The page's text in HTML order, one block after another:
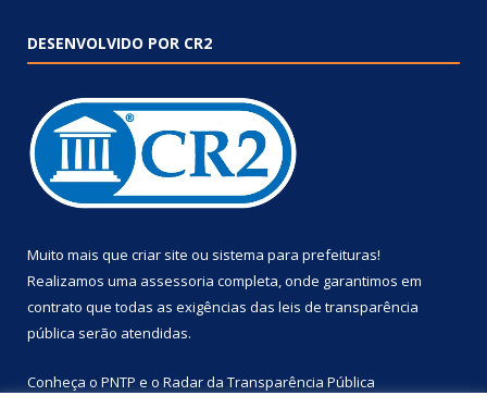
DESENVOLVIDO POR CR2
Muito mais que criar site ou sistema para prefeituras!
Realizamos uma assessoria completa, onde garantimos em
contrato que todas as exigências das leis de transparência
pública serão atendidas.
Conheça o PNTP e o Radar da Transparência Pública